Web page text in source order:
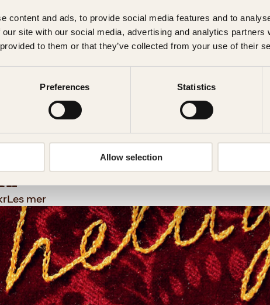
content and ads, to provide social media features and to
site with our social media, advertising and analytics partners
to them or that they’ve collected from your use of their
Preferences Statistics
Allow selection
Les mer